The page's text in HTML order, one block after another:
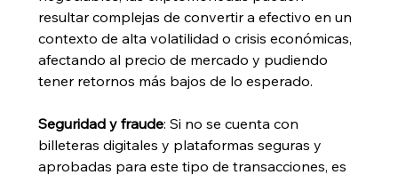
resultar complejas de convertir a efectivo en un
contexto de alta volatilidad o crisis económicas,
afectando al precio de mercado y pudiendo
tener retornos más bajos de lo esperado.
Seguridad y fraude: Si no se cuenta con
billeteras digitales y plataformas seguras y
aprobadas para este tipo de transacciones, es